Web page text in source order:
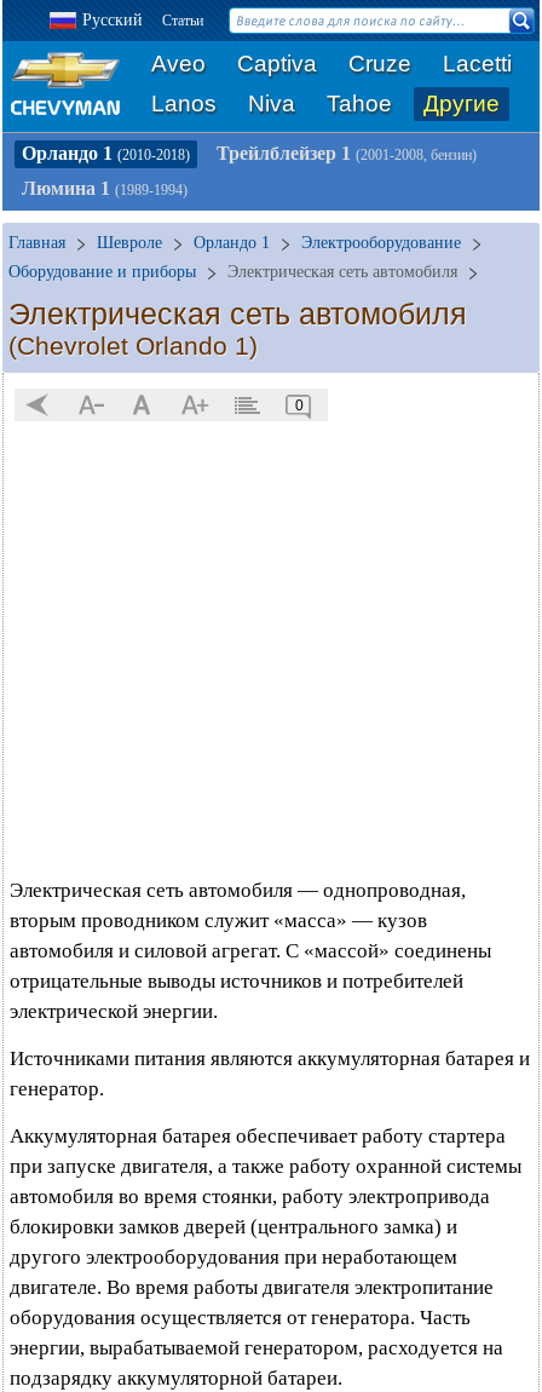
Русский Статьи
Aveo Captiva Cruze
Lacetti
Lanos
Niva Tahoe Другие
Орландо 1 (2010-2018) Трейлблейзер 1 (2001-2008, бензин)
Люмина 1 (1989-1994)
Главная Шевроле Орландо 1
Электрооборудование
Оборудование и приборы
Электрическая сеть автомобиля
Электрическая сеть автомобиля
(Chevrolet Orlando 1)
0
Электрическая сеть автомобиля — однопроводная,
вторым проводником служит «масса» — кузов
автомобиля и силовой агрегат. С «массой» соединены
отрицательные выводы источников и потребителей
электрической энергии.
Источниками питания являются аккумуляторная батарея и
генератор.
Аккумуляторная батарея обеспечивает работу стартера
при запуске двигателя, а также работу охранной системы
автомобиля во время стоянки, работу электропривода
блокировки замков дверей (центрального замка) и
другого электрооборудования при неработающем
двигателе. Во время работы двигателя электропитание
оборудования осуществляется от генератора. Часть
энергии, вырабатываемой генератором, расходуется на
подзарядку аккумуляторной батареи.